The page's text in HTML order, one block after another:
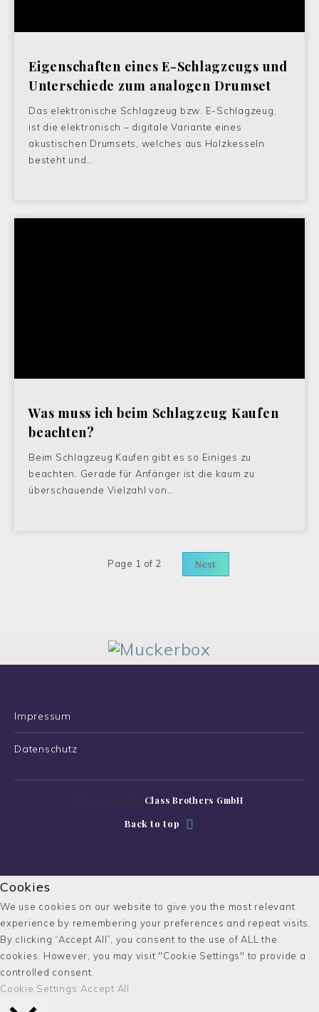
Eigenschaften eines E-Schlagzeugs und
Unterschiede zum analogen Drumset
Das elektronische Schlagzeug bzw. E-Schlagzeug,
ist die elektronisch – digitale Variante eines
akustischen Drumsets, welches aus Holzkesseln
besteht und…
Was muss ich beim Schlagzeug Kaufen
beachten?
Beim Schlagzeug Kaufen gibt es so Einiges zu
beachten. Gerade für Anfänger ist die kaum zu
überschauende Vielzahl von…
Page 1 of 2 Next
Impressum
Datenschutz
©2014-2025 by Class Brothers GmbH
Back to top
Cookies
We use cookies on our website to give you the most relevant
experience by remembering your preferences and repeat visits.
By clicking “Accept All”, you consent to the use of ALL the
cookies. However, you may visit "Cookie Settings" to provide a
controlled consent.
Cookie Settings Accept All